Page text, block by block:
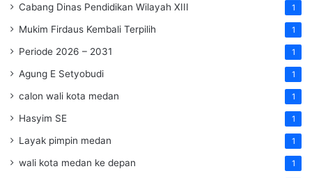
Cabang Dinas Pendidikan Wilayah XIII 1
Mukim Firdaus Kembali Terpilih 1
Periode 2026 – 2031 1
Agung E Setyobudi 1
calon wali kota medan 1
Hasyim SE 1
Layak pimpin medan 1
wali kota medan ke depan 1